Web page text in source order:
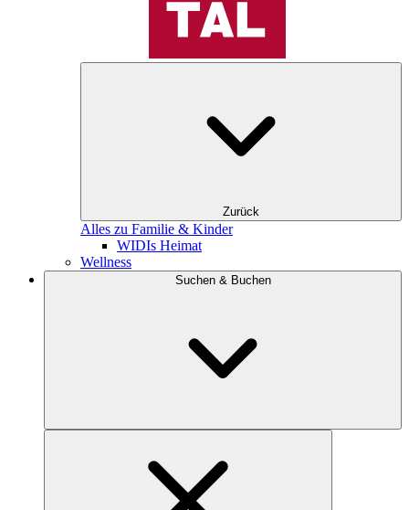
Zurück
Alles zu Familie & Kinder
WIDIs Heimat
Wellness
Suchen & Buchen